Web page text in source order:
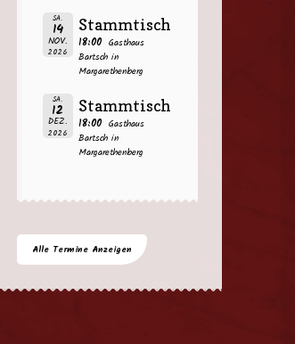
SA.
14
NOV.
2026
Stammtisch
18:00 Gasthaus
Bartsch in
Margarethenberg
SA.
12
DEZ.
2026
Stammtisch
18:00 Gasthaus
Bartsch in
Margarethenberg
Alle Termine Anzeigen